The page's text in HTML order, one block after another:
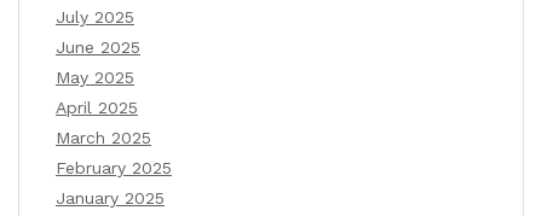
July 2025
June 2025
May 2025
April 2025
March 2025
February 2025
January 2025